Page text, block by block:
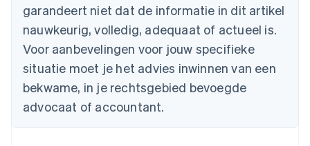
garandeert niet dat de informatie in dit artikel
nauwkeurig, volledig, adequaat of actueel is.
Voor aanbevelingen voor jouw specifieke
situatie moet je het advies inwinnen van een
bekwame, in je rechtsgebied bevoegde
advocaat of accountant.
Canada
Cyprus
English
Denemarken
English
Duitsland
DeutschEnglish
English